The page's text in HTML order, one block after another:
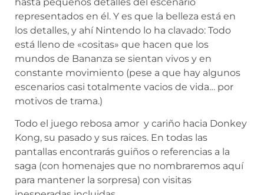
representados en él. Y es que la belleza está en
los detalles, y ahí Nintendo lo ha clavado: Todo
está lleno de «cositas» que hacen que los
mundos de Bananza se sientan vivos y en
constante movimiento (pese a que hay algunos
escenarios casi totalmente vacios de vida… por
motivos de trama.)
Todo el juego rebosa amor y cariño hacia Donkey
Kong, su pasado y sus raices. En todas las
pantallas encontrarás guiños o referencias a la
saga (con homenajes que no nombraremos aquí
para mantener la sorpresa) con visitas